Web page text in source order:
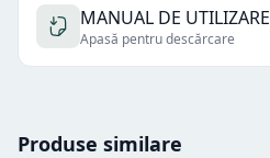
MANUAL DE UTILIZARE
Apasă pentru descărcare
Produse similare